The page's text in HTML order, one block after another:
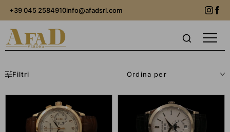
+39 045 2584910info@afadsrl.com
Filtri